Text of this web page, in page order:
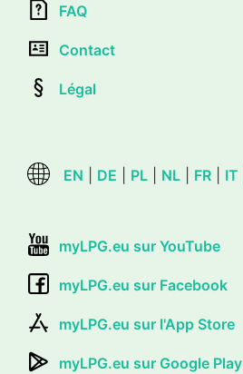
FAQ
Contact
Légal
EN DE PL NL FR IT
myLPG.eu sur YouTube
myLPG.eu sur Facebook
myLPG.eu sur l'App Store
myLPG.eu sur Google Play